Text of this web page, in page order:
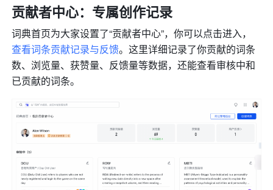
贡献者中心：专属创作记录
词典首页为大家设置了“贡献者中心”，你可以点击进入，
查看词条贡献记录与反馈。这里详细记录了你贡献的词条
数、浏览量、获赞量、反馈量等数据，还能查看审核中和
已贡献的词条。